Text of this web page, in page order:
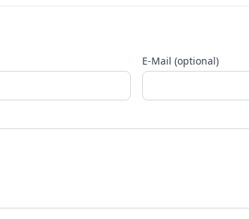
E-Mail (optional)